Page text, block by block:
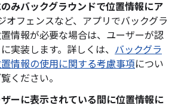
みバックグラウンドで位置情報にア
オフェンスなど、アプリでバックグラ
情報が必要な場合は、ユーザーが認
実装します。詳しくは、 バックグラ
情報の使用に関する考慮事項につい
ください。
ーに表示されている間に位置情報に